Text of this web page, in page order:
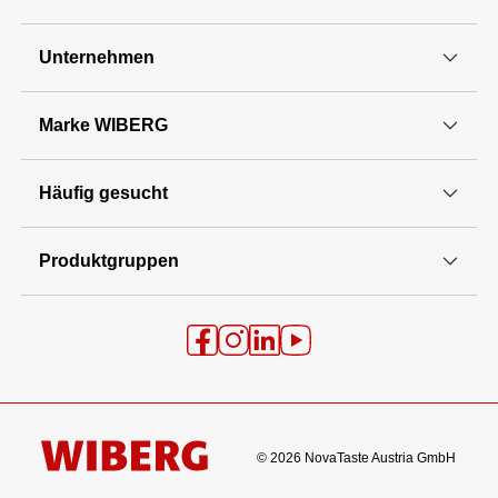
Unternehmen
Marke WIBERG
Häufig gesucht
Produktgruppen
© 2026 NovaTaste Austria GmbH